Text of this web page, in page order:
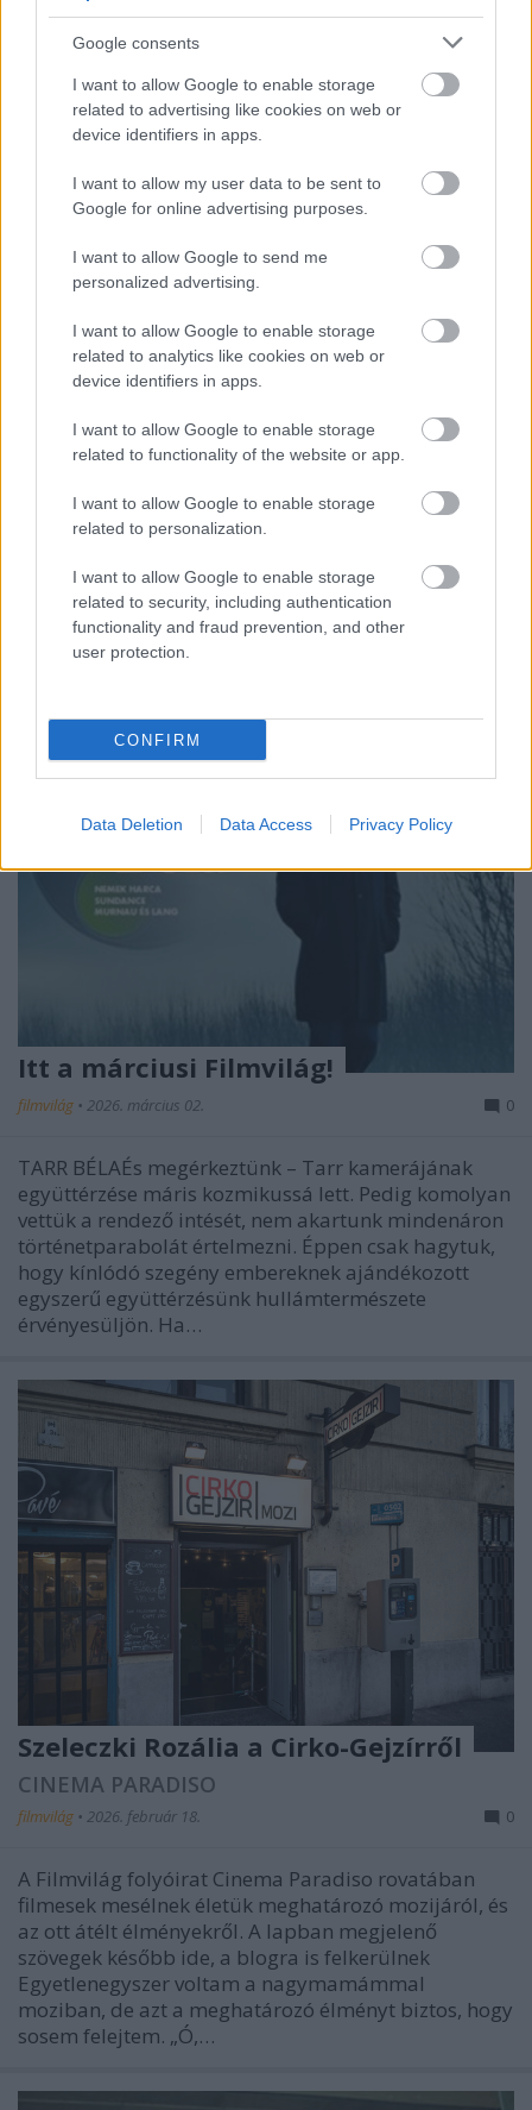
Google consents
I want to allow Google to enable storage
related to advertising like cookies on web or
device identifiers in apps.
I want to allow my user data to be sent to
Google for online advertising purposes.
I want to allow Google to send me
personalized advertising.
I want to allow Google to enable storage
related to analytics like cookies on web or
device identifiers in apps.
I want to allow Google to enable storage
related to functionality of the website or app.
I want to allow Google to enable storage
related to personalization.
I want to allow Google to enable storage
related to security, including authentication
functionality and fraud prevention, and other
user protection.
CONFIRM
Data Deletion Data Access Privacy Policy
Dragomán György a marosvásárhelyi
Artáról
filmvilág •2026. március 18.
A Filmvilág folyóirat Cinema Paradiso rovatában
filmesek és filmért rajongó kulturális szereplők
átélt élményekről. A lapban megjelenő szövegek
később ide, a blogra is felkerülnek. Az első film, amit
Marosvásárhely főterének legnagyobb mozijában,…
Itt a márciusi Filmvilág!
filmvilág • 2026. március 02. 0
TARR BÉLAÉs megérkeztünk – Tarr kamerájának
együttérzése máris kozmikussá lett. Pedig komolyan
vettük a rendező intését, nem akartunk mindenáron
történetparabolát értelmezni. Éppen csak hagytuk,
hogy kínlódó szegény embereknek ajándékozott
egyszerű együttérzésünk hullámtermészete
érvényesüljön. Ha…
Szeleczki Rozália a Cirko-Gejzírről
CINEMA PARADISO
filmvilág • 2026. február 18. 0
A Filmvilág folyóirat Cinema Paradiso rovatában
filmesek mesélnek életük meghatározó mozijáról, és
az ott átélt élményekről. A lapban megjelenő
szövegek később ide, a blogra is felkerülnek
Egyetlenegyszer voltam a nagymamámmal
moziban, de azt a meghatározó élményt biztos, hogy
sosem felejtem. „Ó,…